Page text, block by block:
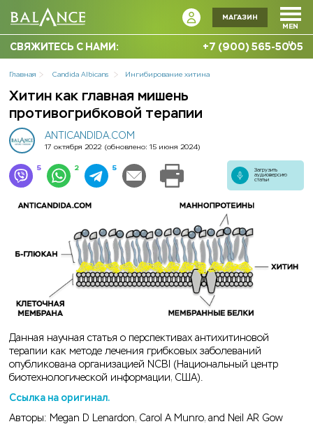
МАГАЗИН
MEN
U
СВЯЖИТЕСЬ С НАМИ: +7 (900) 565-5005
Главная Candida Albicans Ингибирование хитина
Хитин как главная мишень
противогрибковой терапии
ANTICANDIDA.COM
17 октября 2022 (обновлено: 15 июня 2024)
5 2 5
Загрузить
аудиоверсию
статьи
Данная научная статья о перспективах антихитиновой
терапии как методе лечения грибковых заболеваний
опубликована организацией NCBI (Национальный центр
биотехнологической информации, США).
Ссылка на оригинал.
Авторы: Megan D Lenardon, Carol A Munro, and Neil AR Gow